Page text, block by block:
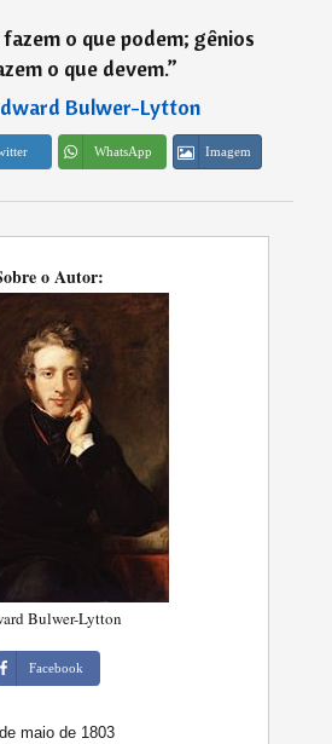
o que podem; gênios
o que devem.”
Bulwer-Lytton
WhatsApp Imagem
o Autor:
Bulwer-Lytton
Facebook
maio de 1803